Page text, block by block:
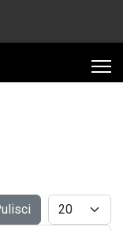
Visualizza #